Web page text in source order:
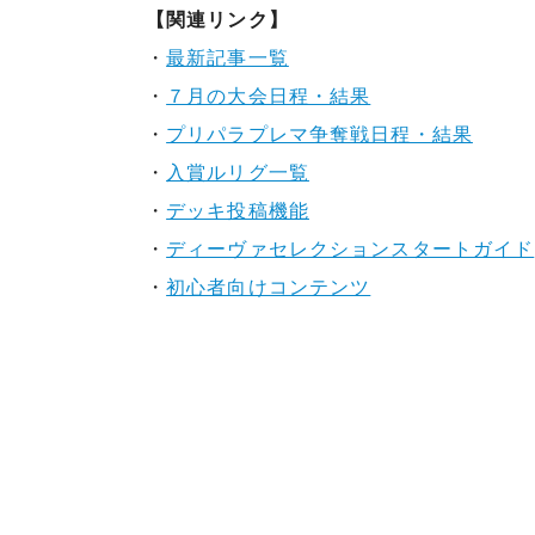
【関連リンク】
・最新記事一覧
・ ７月の大会日程・結果
・ プリパラプレマ争奪戦日程・結果
・ 入賞ルリグ一覧
・ デッキ投稿機能
・ ディーヴァセレクションスタートガイド
・初心者向けコンテンツ